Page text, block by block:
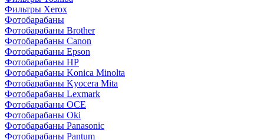
Фильтры Xerox
Фотобарабаны
Фотобарабаны Brother
Фотобарабаны Canon
Фотобарабаны Epson
Фотобарабаны HP
Фотобарабаны Konica Minolta
Фотобарабаны Kyocera Mita
Фотобарабаны Lexmark
Фотобарабаны OCE
Фотобарабаны Oki
Фотобарабаны Panasonic
Фотобарабаны Pantum